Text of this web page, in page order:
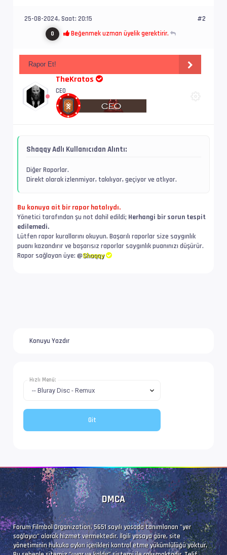
Bilgi             : 6 kanal, 48.0 kHz
Dil               : en
Altyazı #4        : UTF-8
İz Adı            : Tam (Türkçe)
Altyazı #5        : PGS
Altyazı #6        : PGS
İz Adı            : SDH
Dil               : en
Altyazı #9        : PGS
Dil               : fr
Altyazı #11        : PGS
Dil               : de
25-08-2024, Saat: 20:15
0 Beğenmek uzman üyelik gerektirir.
#2
Rapor Et!
TheKratos
CEO
Shaqqy Adlı Kullanıcıdan Alıntı:
Diğer Raporlar.
Direkt olarak izlenmiyor, takılıyor, geçiyor ve atlıyor.
Bu konuya ait bir rapor hatalıydı.
Yönetici tarafından şu not dahil edildi; Herhangi bir sorun tespit
edilemedi.
Lütfen rapor kurallarını okuyun. Başarılı raporlar size saygınlık
puanı kazandırır ve başarısız raporlar saygınlık puanınızı düşürür.
Rapor sağlayan üye: @Shaqqy
Konuyu Yazdır
Hızlı Menü:
DMCA
Forum Filmbol Organization, 5651 sayılı yasada tanımlanan "yer
sağlayıcı" olarak hizmet vermektedir. İlgili yasaya göre, site
yönetiminin hukuka aykırı içerikleri kontrol etme yükümlülüğü yoktur.